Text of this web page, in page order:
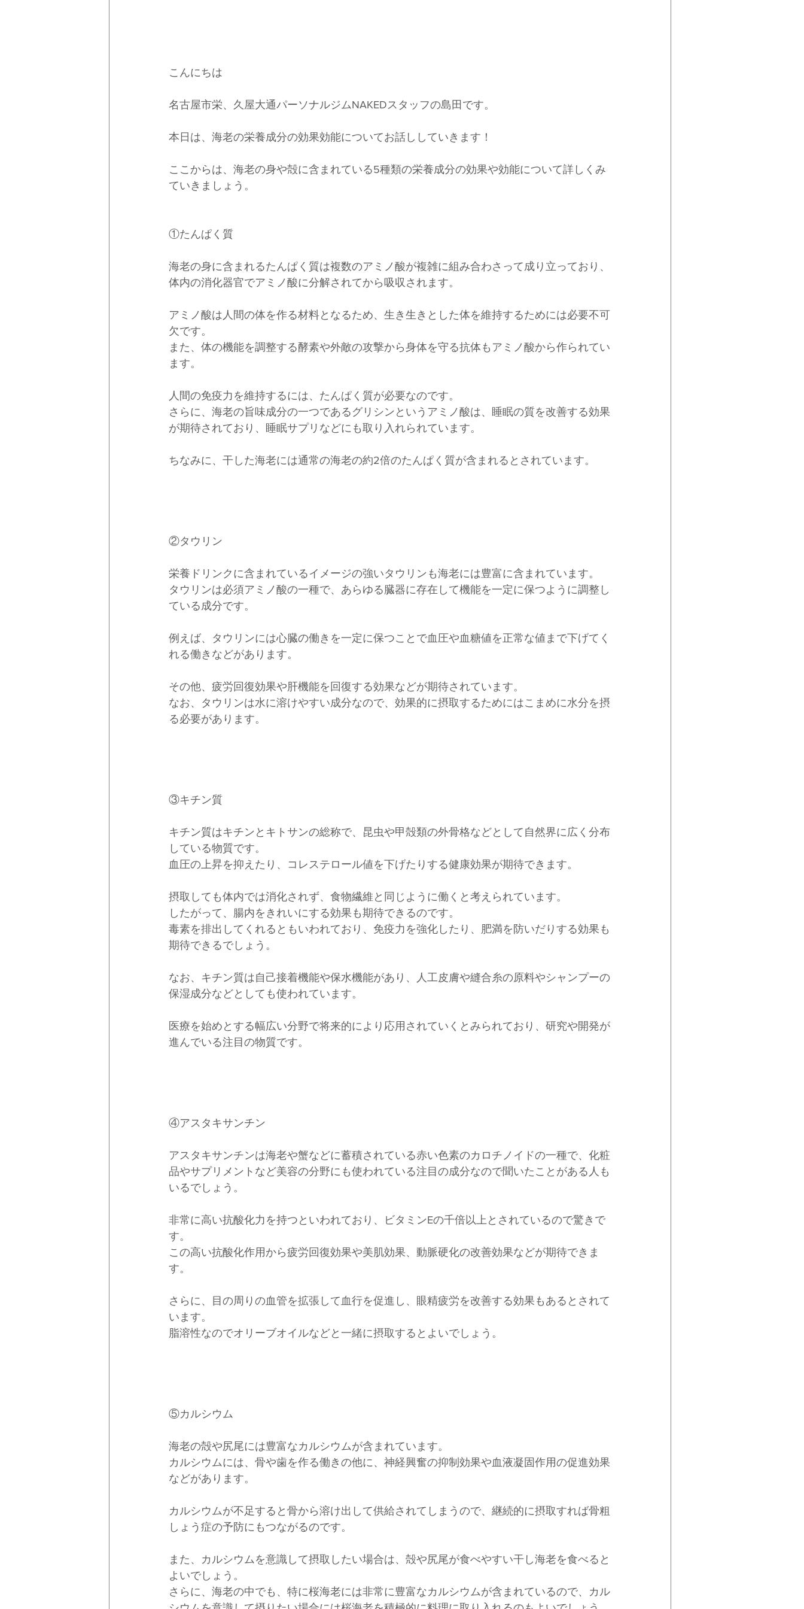
こんにちは
名古屋市栄、久屋大通パーソナルジムNAKEDスタッフの島田です。
本日は、海老の栄養成分の効果効能についてお話ししていきます！
ここからは、海老の身や殻に含まれている5種類の栄養成分の効果や効能について詳しくみ
ていきましょう。
①たんぱく質
海老の身に含まれるたんぱく質は複数のアミノ酸が複雑に組み合わさって成り立っており、
体内の消化器官でアミノ酸に分解されてから吸収されます。
アミノ酸は人間の体を作る材料となるため、生き生きとした体を維持するためには必要不可
欠です。
また、体の機能を調整する酵素や外敵の攻撃から身体を守る抗体もアミノ酸から作られてい
ます。
人間の免疫力を維持するには、たんぱく質が必要なのです。
さらに、海老の旨味成分の一つであるグリシンというアミノ酸は、睡眠の質を改善する効果
が期待されており、睡眠サプリなどにも取り入れられています。
ちなみに、干した海老には通常の海老の約2倍のたんぱく質が含まれるとされています。
②タウリン
栄養ドリンクに含まれているイメージの強いタウリンも海老には豊富に含まれています。
タウリンは必須アミノ酸の一種で、あらゆる臓器に存在して機能を一定に保つように調整し
ている成分です。
例えば、タウリンには心臓の働きを一定に保つことで血圧や血糖値を正常な値まで下げてく
れる働きなどがあります。
その他、疲労回復効果や肝機能を回復する効果などが期待されています。
なお、タウリンは水に溶けやすい成分なので、効果的に摂取するためにはこまめに水分を摂
る必要があります。
③キチン質
キチン質はキチンとキトサンの総称で、昆虫や甲殻類の外骨格などとして自然界に広く分布
している物質です。
血圧の上昇を抑えたり、コレステロール値を下げたりする健康効果が期待できます。
摂取しても体内では消化されず、食物繊維と同じように働くと考えられています。
したがって、腸内をきれいにする効果も期待できるのです。
毒素を排出してくれるともいわれており、免疫力を強化したり、肥満を防いだりする効果も
期待できるでしょう。
なお、キチン質は自己接着機能や保水機能があり、人工皮膚や縫合糸の原料やシャンプーの
保湿成分などとしても使われています。
医療を始めとする幅広い分野で将来的により応用されていくとみられており、研究や開発が
進んでいる注目の物質です。
④アスタキサンチン
アスタキサンチンは海老や蟹などに蓄積されている赤い色素のカロチノイドの一種で、化粧
品やサプリメントなど美容の分野にも使われている注目の成分なので聞いたことがある人も
いるでしょう。
非常に高い抗酸化力を持つといわれており、ビタミンEの千倍以上とされているので驚きで
す。
この高い抗酸化作用から疲労回復効果や美肌効果、動脈硬化の改善効果などが期待できま
す。
さらに、目の周りの血管を拡張して血行を促進し、眼精疲労を改善する効果もあるとされて
います。
脂溶性なのでオリーブオイルなどと一緒に摂取するとよいでしょう。
⑤カルシウム
海老の殻や尻尾には豊富なカルシウムが含まれています。
カルシウムには、骨や歯を作る働きの他に、神経興奮の抑制効果や血液凝固作用の促進効果
などがあります。
カルシウムが不足すると骨から溶け出して供給されてしまうので、継続的に摂取すれば骨粗
しょう症の予防にもつながるのです。
また、カルシウムを意識して摂取したい場合は、殻や尻尾が食べやすい干し海老を食べると
よいでしょう。
さらに、海老の中でも、特に桜海老には非常に豊富なカルシウムが含まれているので、カル